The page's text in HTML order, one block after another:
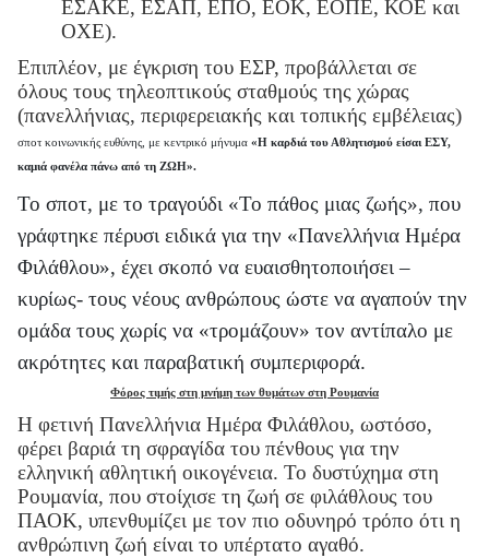
ΕΣΑΚΕ, ΕΣΑΠ, ΕΠΟ, ΕΟΚ, ΕΟΠΕ, ΚΟΕ και
ΟΧΕ).
Επιπλέον, με έγκριση του ΕΣΡ, προβάλλεται σε
όλους τους τηλεοπτικούς σταθμούς της χώρας
(πανελλήνιας, περιφερειακής και τοπικής εμβέλειας)
σποτ κοινωνικής ευθύνης, με κεντρικό μήνυμα«Η καρδιά του Αθλητισμού είσαι ΕΣΥ,
καμιά φανέλα πάνω από τη ΖΩΗ».
Το σποτ, με το τραγούδι «Το πάθος μιας ζωής», που
γράφτηκε πέρυσι ειδικά για την «Πανελλήνια Ημέρα
Φιλάθλου», έχει σκοπό να ευαισθητοποιήσει –
κυρίως- τους νέους ανθρώπους ώστε να αγαπούν την
ομάδα τους χωρίς να «τρομάζουν» τον αντίπαλο με
ακρότητες και παραβατική συμπεριφορά.
Φόρος τιμής στη μνήμη των θυμάτων στη Ρουμανία
Η φετινή Πανελλήνια Ημέρα Φιλάθλου, ωστόσο,
φέρει βαριά τη σφραγίδα του πένθους για την
ελληνική αθλητική οικογένεια. Το δυστύχημα στη
Ρουμανία, που στοίχισε τη ζωή σε φιλάθλους του
ΠΑΟΚ, υπενθυμίζει με τον πιο οδυνηρό τρόπο ότι η
ανθρώπινη ζωή είναι το υπέρτατο αγαθό.